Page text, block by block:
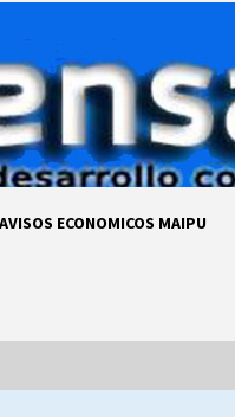
AVISOS ECONOMICOS MAIPU